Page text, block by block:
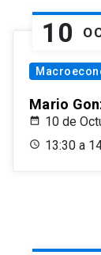
10
Mario
10 de
13:30 a